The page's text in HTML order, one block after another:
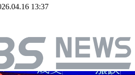
13:37